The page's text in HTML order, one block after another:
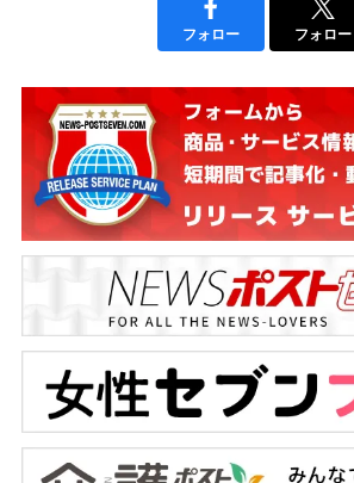
フォロー フォロー